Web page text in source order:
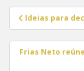
de
Post
Ideias para
Frias Neto